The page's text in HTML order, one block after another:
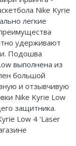
Nike Kyrie
легкие
удерживают
Подошва
выполнена из
большой
и отзывчивую
Nike Kyrie Low
защитника.
Low 4 'Laser